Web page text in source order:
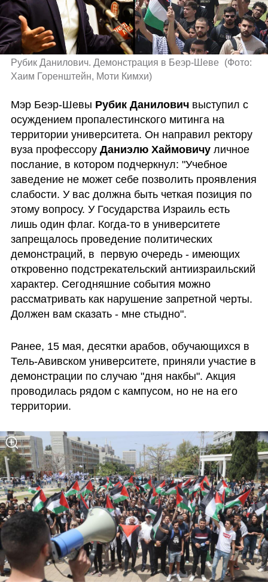
Рубик Данилович. Демонстрация в Беэр-Шеве (Фото:
Хаим Горенштейн, Моти Кимхи)
Мэр Беэр-Шевы Рубик Данилович выступил с
осуждением пропалестинского митинга на
территории университета. Он направил ректору
вуза профессору Даниэлю Хаймовичу личное
послание, в котором подчеркнул: "Учебное
заведение не может себе позволить проявления
слабости. У вас должна быть четкая позиция по
этому вопросу. У Государства Израиль есть
лишь один флаг. Когда-то в университете
запрещалось проведение политических
демонстраций, в  первую очередь - имеющих
откровенно подстрекательский антиизраильский
характер. Сегодняшние события можно
рассматривать как нарушение запретной черты.
Должен вам сказать - мне стыдно".
Ранее, 15 мая, десятки арабов, обучающихся в
Тель-Авивском университете, приняли участие в
демонстрации по случаю "дня накбы". Акция
проводилась рядом с кампусом, но не на его
территории.